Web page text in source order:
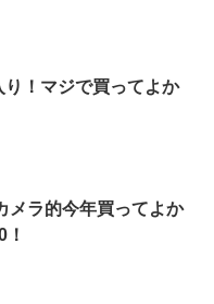
り！マジで買ってよか
メラ的今年買ってよか